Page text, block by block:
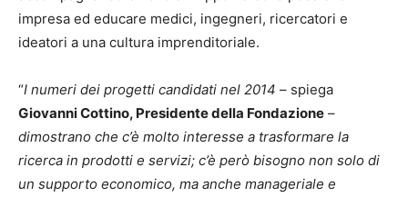
impresa ed educare medici, ingegneri, ricercatori e
ideatori a una cultura imprenditoriale.
“I numeri dei progetti candidati nel 2014 – spiega
Giovanni Cottino, Presidente della Fondazione –
dimostrano che c’è molto interesse a trasformare la
ricerca in prodotti e servizi; c’è però bisogno non solo di
un supporto economico, ma anche manageriale e